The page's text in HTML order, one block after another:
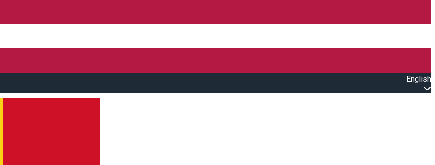
English